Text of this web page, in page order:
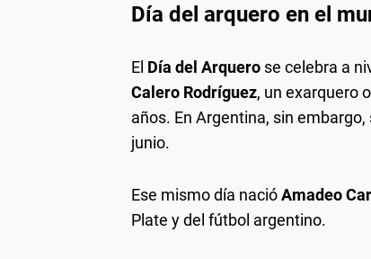
Día del arquero en el
El Día del Arquero se celebra a
Calero Rodríguez, un exarquero
años. En Argentina, sin
junio.
Ese mismo día nacióAmadeo
Plate y del fútbol argentino.